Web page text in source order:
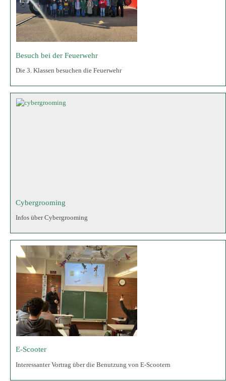
Infos über Cybergrooming
Interessanter Vortrag über die Benutzung von E-Scootern
Vorlesewettbewerb an der Mittelschule in den Klassen 6